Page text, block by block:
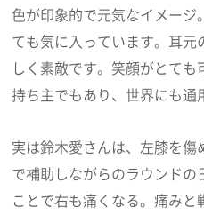
色が印象的で元気なイメージ
ても気に入っています。耳
しく素敵です。笑顔がとて
持ち主でもあり、世界にも通
実は鈴木愛さんは、左膝を
で補助しながらのラウンドの
ことで右も痛くなる。痛み